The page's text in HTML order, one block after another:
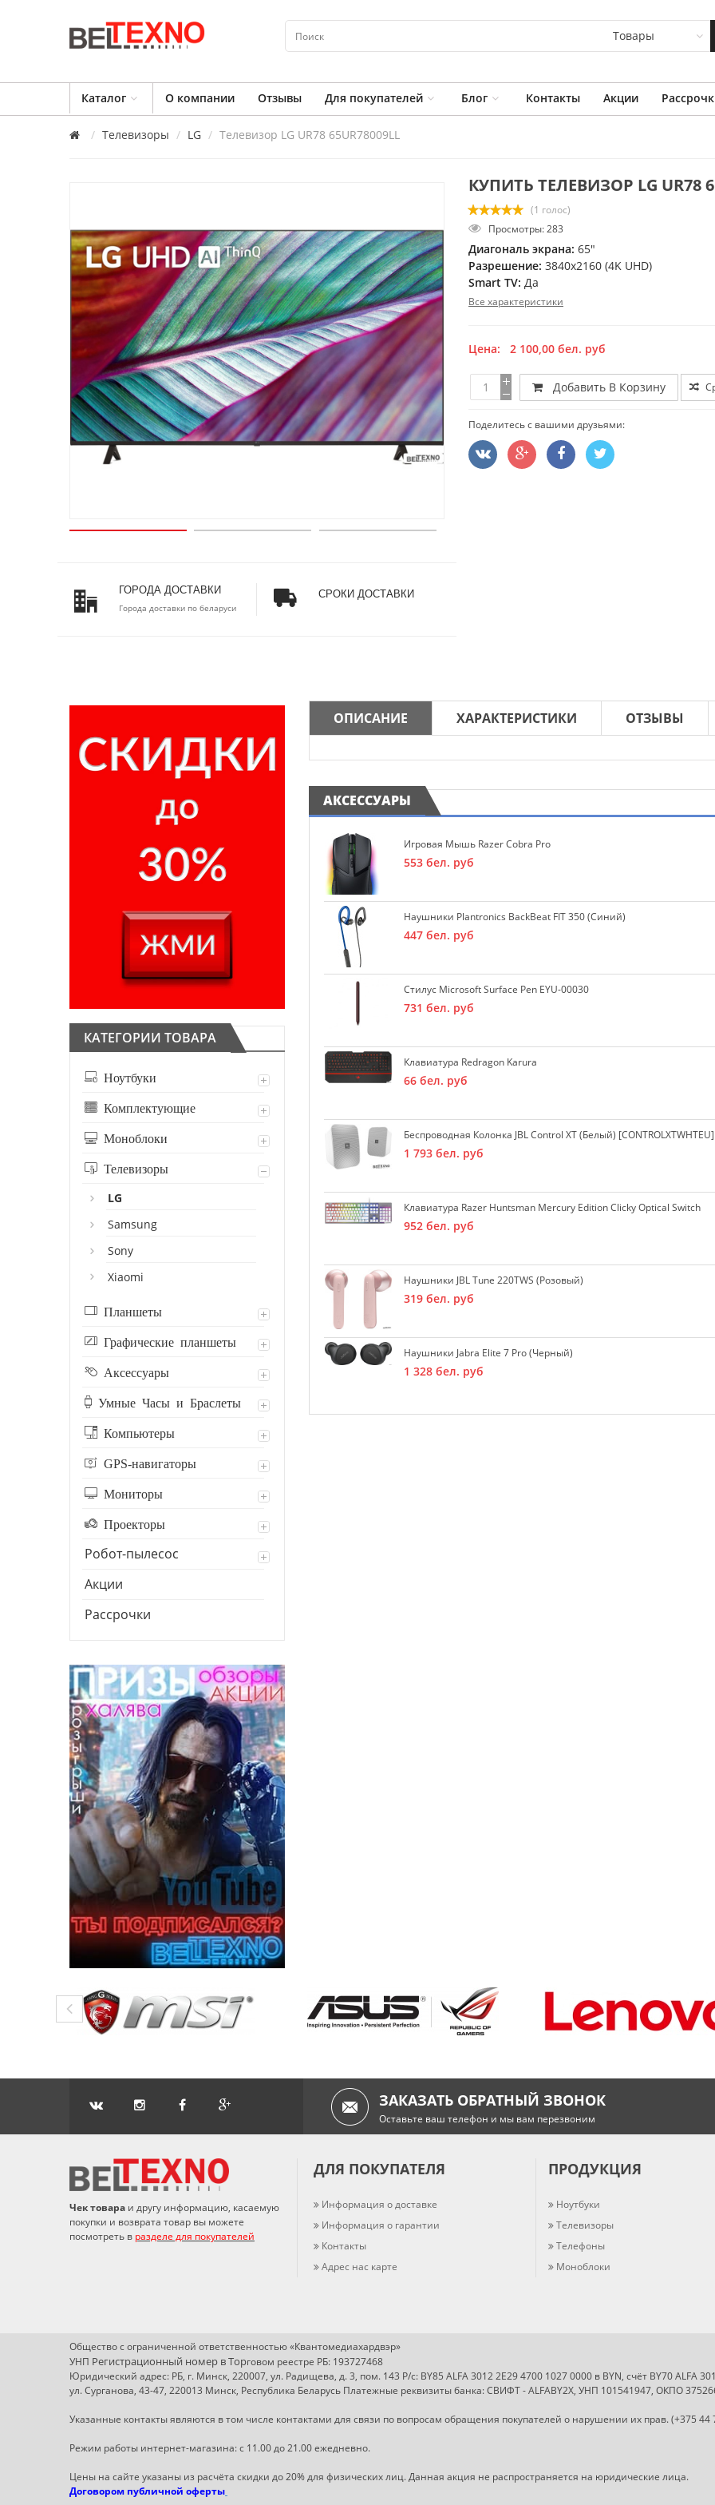
Товары
Каталог О компании Отзывы Для покупателей Блог Контакты Акции
Телевизоры LG Телевизор LG UR78 65UR78009LL
ГОРОДА ДОСТАВКИ
Города доставки по беларуси
СРОКИ ДОСТАВКИ
КУПИТЬ ТЕЛЕВИЗОР LG UR78
(1 голос)
Просмотры: 283
Диагональ экрана: 65"
Разрешение: 3840x2160 (4K UHD)
Smart TV: Да
Все характеристики
Цена: 2 100,00 бел. руб
Добавить В Корзину
Поделитесь с вашими друзьями:
КАТЕГОРИИ ТОВАРА
Ноутбуки
Комплектующие
Моноблоки
Телевизоры
LG
Samsung
Sony
Xiaomi
Планшеты
Графические планшеты
Аксессуары
Умные Часы и Браслеты
Компьютеры
GPS-навигаторы
Мониторы
Проекторы
Робот-пылесос
Акции
Рассрочки
ОПИСАНИЕ ХАРАКТЕРИСТИКИ ОТЗЫВЫ
АКСЕССУАРЫ
Игровая Мышь Razer Cobra Pro
553 бел. руб
Наушники Plantronics BackBeat FIT 350 (синий)
447 бел. руб
Стилус Microsoft Surface Pen EYU-00030
731 бел. руб
Клавиатура Redragon Karura
66 бел. руб
Беспроводная Колонка JBL Control XT (белый) [CONTROLXTWHTEU]
1 793 бел. руб
Клавиатура Razer Huntsman Mercury Edition Clicky Optical Switch
952 бел. руб
Наушники JBL Tune 220TWS (розовый)
319 бел. руб
Наушники Jabra Elite 7 Pro (черный)
1 328 бел. руб
ЗАКАЗАТЬ ОБРАТНЫЙ ЗВОНОК
Оставьте ваш телефон и мы вам перезвоним
Чек товара и другу информацию, касаемую
покупки и возврата товар вы можете
посмотреть в разделе для покупателей
ДЛЯ ПОКУПАТЕЛЯ
Информация о доставке
Информация о гарантии
Контакты
Адрес нас карте
ПРОДУКЦИЯ
Ноутбуки
Телевизоры
Телефоны
Моноблоки
Общество с ограниченной ответственностью «Квантомедиахардвэр»
УНП Регистрационный номер в Торговом реестре РБ: 193727468
Юридический адрес: РБ, г. Минск, 220007, ул. Радищева, д. 3, пом. 143 Р/с: BY85 ALFA 3012 2E29 4700 1027 0000 в BYN, счёт BY70 ALFA
ул. Сурганова, 43-47, 220013 Минск, Республика Беларусь Платежные реквизиты банка: СВИФТ - ALFABY2X, УНП 101541947, ОКПО
Указанные контакты являются в том числе контактами для связи по вопросам обращения покупателей о нарушении их прав. (+375 44
Режим работы интернет-магазина: с 11.00 до 21.00 ежедневно.
Цены на сайте указаны из расчёта скидки до 20% для физических лиц. Данная акция не распространяется на юридические лица.
Договором публичной оферты